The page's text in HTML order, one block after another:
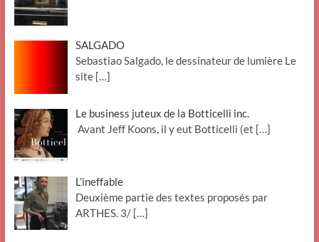
SALGADO
Sebastiao Salgado, le dessinateur de lumière Le
site […]
Le business juteux de la Botticelli inc.
Avant Jeff Koons, il y eut Botticelli (et […]
L’ineffable
Deuxième partie des textes proposés par
ARTHES. 3/ […]